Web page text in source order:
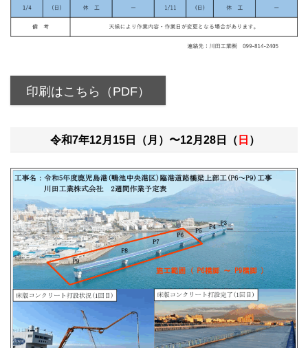
印刷はこちら（PDF）
令和7年12月15日（月）〜12月28日（ 日 ）